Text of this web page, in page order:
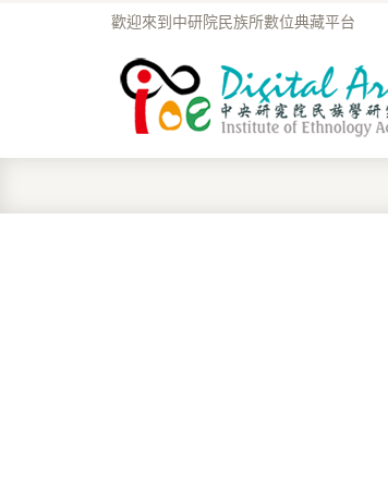
歡迎來到中研院民族所數位典藏平台